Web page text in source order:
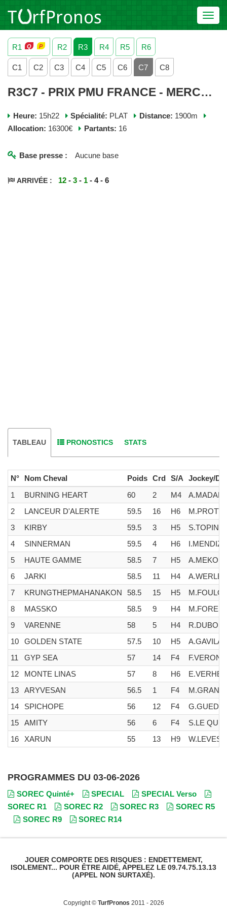
R1
R2 R3 R4 R5 R6
C1 C2 C3 C4 C5 C6 C7 C8
R3C7 - PRIX PMU FRANCE - MERCREDI 03 JUIN 2026
Heure: 15h22 Spécialité: PLAT Distance: 1900m
Allocation: 16300€ Partants: 16
Base presse : Aucune base
ARRIVÉE : 12 -3 - 1 - 4 - 6
TABLEAU PRONOSTICS STATS
N° Nom Cheval Poids Crd S/A
Jockey/
1
BURNING HEART 60 2 M4
2
LANCEUR D'ALERTE 59.5 16 H6
M.PROTTI
3
KIRBY 59.5 3 H5
S.TOPIN
4
SINNERMAN 59.5 4 H6
5
HAUTE GAMME 58.5 7 H5
6
JARKI 58.5 11 H4
A.WERLE
7
KRUNGTHEPMAHANAKON 58.5 15 H5
8
MASSKO 58.5 9 H4
9
VARENNE 58 5 H4
10
GOLDEN STATE 57.5 10 H5
11
GYP SEA 57 14 F4
F.VERON
12
MONTE LINAS 57 8 H6
13
ARYVESAN 56.5 1 F4
14
SPICHOPE 56 12 F4
G.GUEDJ-
15
AMITY 56 6 F4
S.LE
16
XARUN 55 13 H9
PROGRAMMES DU 03-06-2026
SOREC Quinté+ SPECIAL
SPECIAL Verso
SOREC R1
SOREC R2 SOREC R3
SOREC R5
SOREC R9
SOREC R14
JOUER COMPORTE DES RISQUES : ENDETTEMENT,
ISOLEMENT... POUR ÊTRE AIDÉ, APPELEZ LE 09.74.75.13.13
(APPEL NON SURTAXÉ).
Copyright © TurfPronos 2011 - 2026